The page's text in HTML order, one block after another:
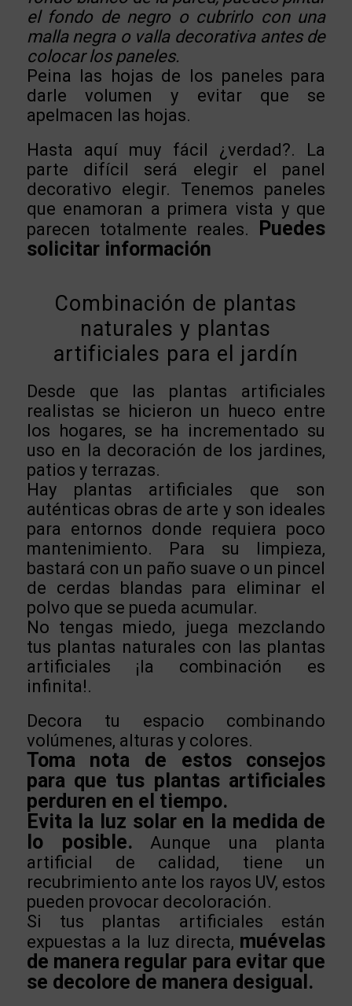
el fondo de negro o cubrirlo con una
malla negra o valla decorativa antes de
colocar los paneles.
Peina las hojas de los paneles para
darle volumen y evitar que se
apelmacen las hojas.
Hasta aquí muy fácil ¿verdad?. La
parte difícil será elegir el panel
decorativo elegir. Tenemos paneles
que enamoran a primera vista y que
parecen totalmente reales.
Puedes
solicitar información
Combinación de plantas
naturales y plantas
artificiales para el jardín
Desde que las plantas artificiales
realistas se hicieron un hueco entre
los hogares, se ha incrementado su
uso en la decoración de los jardines,
patios y terrazas.
Hay plantas artificiales que son
auténticas obras de arte y son ideales
para entornos donde requiera poco
mantenimiento. Para su limpieza,
bastará con un paño suave o un pincel
de cerdas blandas para eliminar el
polvo que se pueda acumular.
No tengas miedo, juega mezclando
tus plantas naturales con las plantas
artificiales ¡la combinación es
infinita!.
Decora tu espacio combinando
volúmenes, alturas y colores.
Toma nota de estos consejos
para que tus plantas artificiales
perduren en el tiempo.
Evita la luz solar en la medida de
lo posible. Aunque una planta
artificial de calidad, tiene un
recubrimiento ante los rayos UV, estos
pueden provocar decoloración.
Si tus plantas artificiales están
expuestas a la luz directa, muévelas
de manera regular para evitar que
se decolore de manera desigual.